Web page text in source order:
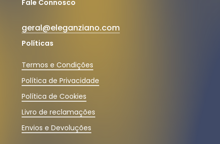
Fale Connosco
geral@eleganziano.com
Políticas
Termos e Condições
Política de Privacidade
Política de Cookies
Livro de reclamações
Envios e Devoluções